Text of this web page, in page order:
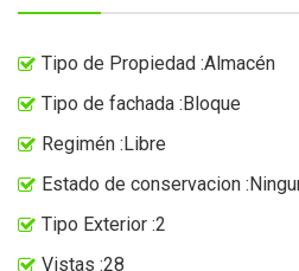
Tipo de Propiedad :Almacén
Tipo de fachada :Bloque
Regimén :Libre
Estado de conservacion
Tipo Exterior :2
Vistas :28